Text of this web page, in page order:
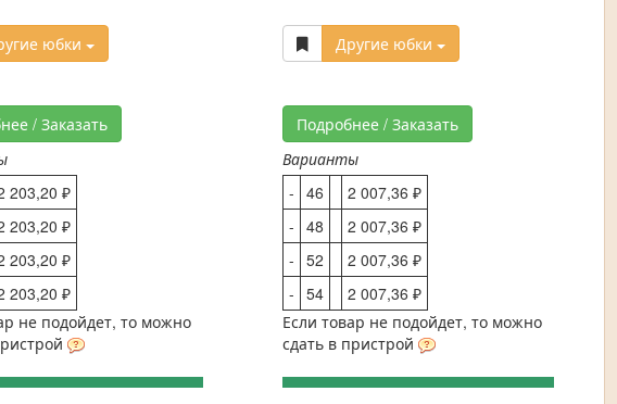
юбки
/ Заказать
203,20 ₽
203,20 ₽
203,20 ₽
203,20 ₽
не подойдет, то можно
Другие юбки
Подробнее / Заказать
Варианты
- 46
2 007,36 ₽
- 48
2 007,36 ₽
- 52
2 007,36 ₽
- 54
2 007,36 ₽
Если товар не подойдет, то можно
сдать в пристрой